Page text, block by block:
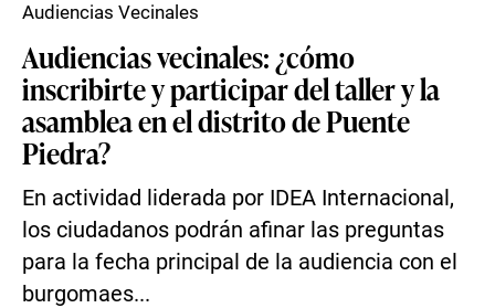
Audiencias vecinales: ¿cómo
inscribirte y participar del taller y la
asamblea en el distrito de Puente
Piedra?
En actividad liderada por IDEA Internacional,
los ciudadanos podrán afinar las preguntas
para la fecha principal de la audiencia con el
burgomaes...
Audiencias Vecinales